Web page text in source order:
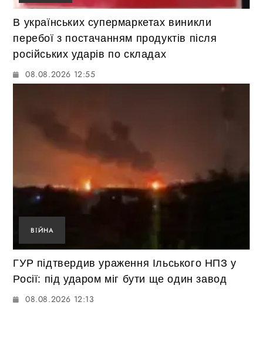
В українських супермаркетах виникли
перебої з постачанням продуктів після
російських ударів по складах
08.08.2026 12:55
ВІЙНА
ГУР підтвердив ураження Ільського НПЗ у
Росії: під ударом міг бути ще один завод
08.08.2026 12:13